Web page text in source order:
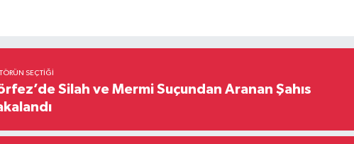
SEÇTIĞI
Silah ve Mermi Suçundan Aranan Şahıs